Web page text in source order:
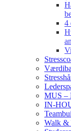
4
MUS –
IN-
Walk &